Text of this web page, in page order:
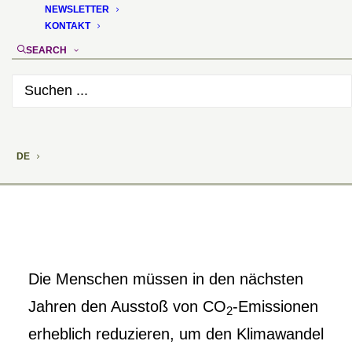
NEWSLETTER
KONTAKT
SEARCH
DE
Die Menschen müssen in den nächsten
Jahren den Ausstoß von CO2-Emissionen
erheblich reduzieren, um den Klimawandel